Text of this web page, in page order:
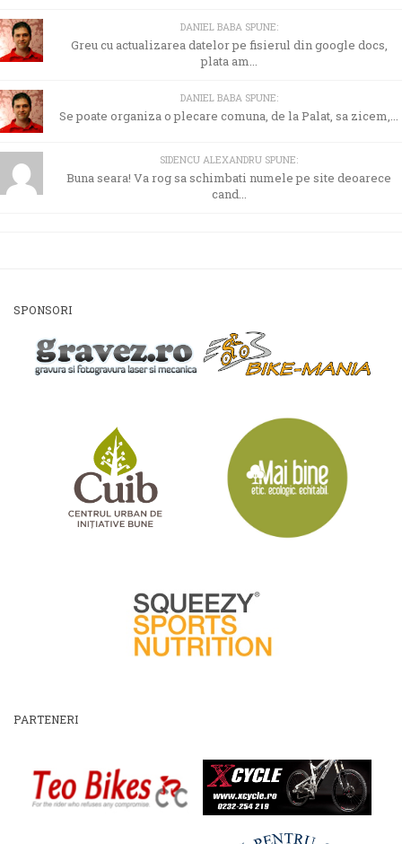
DANIEL BABA SPUNE:
Greu cu actualizarea datelor pe fisierul din google docs,
plata am...
DANIEL BABA SPUNE:
Se poate organiza o plecare comuna, de la Palat, sa zicem,...
SIDENCU ALEXANDRU SPUNE:
Buna seara! Va rog sa schimbati numele pe site deoarece
cand...
SPONSORI
PARTENERI